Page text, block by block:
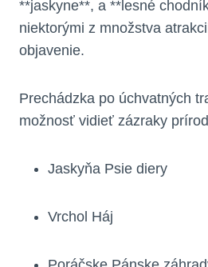
⁣**jaskyne**, ‍a **lesné
⁤niektorými z množstva
‍objavenie.
Prechádzka po úchvatných
možnosť vidieť ⁢zázraky
Jaskyňa Psie​ diery
Vrchol Háj